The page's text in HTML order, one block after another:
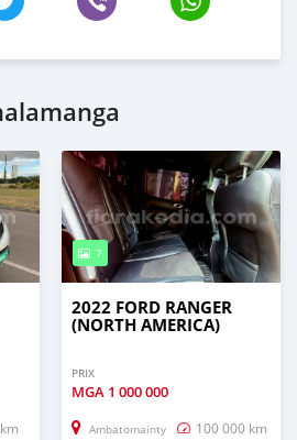
7
2022 FORD RANGER
(NORTH AMERICA)
PRIX
MGA 1 000 000
Ambatomainty 100 000 km